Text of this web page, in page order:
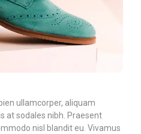
ullamcorper, aliquam
at sodales nibh. Praesent
nisl blandit eu. Vivamus